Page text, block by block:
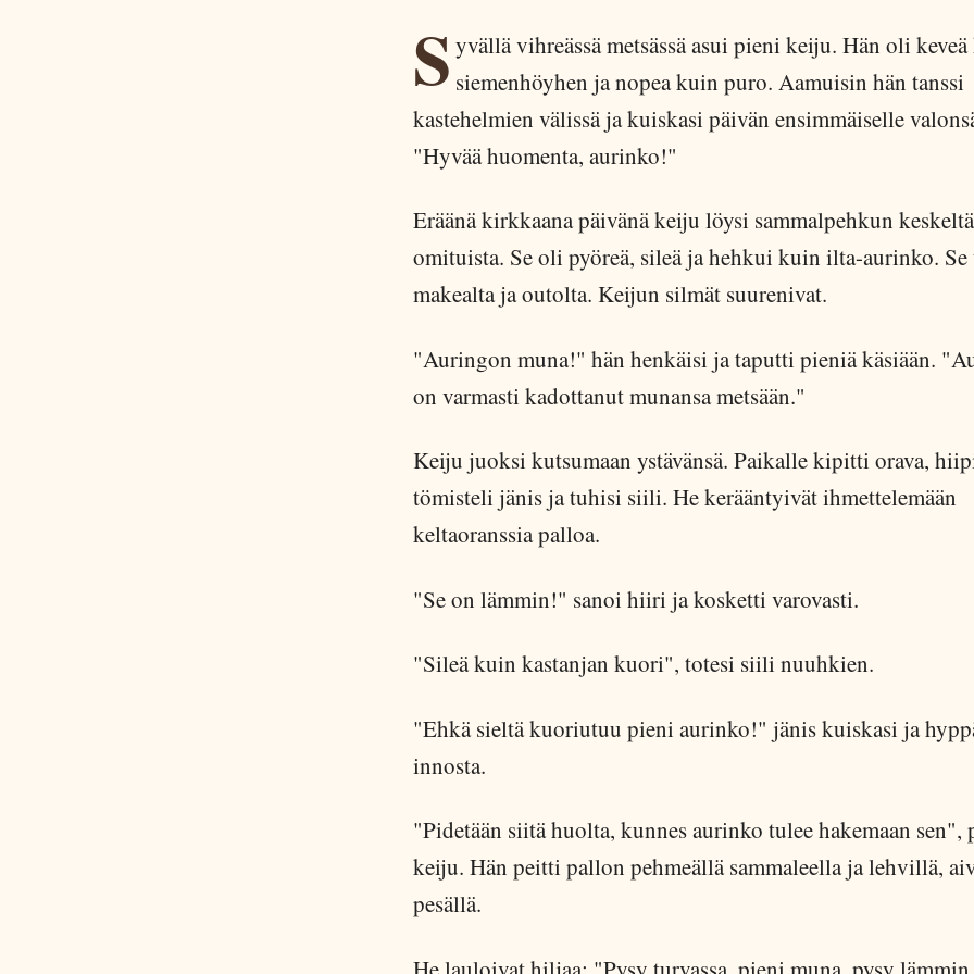
S yvällä vihreässä metsässä asui pieni keiju. Hän oli
siemenhöyhen ja nopea kuin puro. Aamuisin hän tanssi
kastehelmien välissä ja kuiskasi päivän ensimmäiselle
"Hyvää huomenta, aurinko!"
Eräänä kirkkaana päivänä keiju löysi sammalpehkun
omituista. Se oli pyöreä, sileä ja hehkui kuin ilta-aurinko.
makealta ja outolta. Keijun silmät suurenivat.
"Auringon muna!" hän henkäisi ja taputti pieniä käsiään.
on varmasti kadottanut munansa metsään."
Keiju juoksi kutsumaan ystävänsä. Paikalle kipitti orava,
tömisteli jänis ja tuhisi siili. He kerääntyivät ihmettelemään
keltaoranssia palloa.
"Se on lämmin!" sanoi hiiri ja kosketti varovasti.
"Sileä kuin kastanjan kuori", totesi siili nuuhkien.
"Ehkä sieltä kuoriutuu pieni aurinko!" jänis kuiskasi ja
innosta.
"Pidetään siitä huolta, kunnes aurinko tulee hakemaan sen",
keiju. Hän peitti pallon pehmeällä sammaleella ja lehvillä,
pesällä.